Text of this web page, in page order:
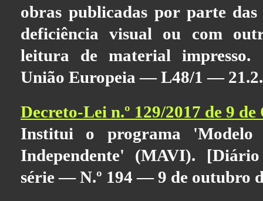
obras publicadas por parte das
deficiência visual ou com
leitura de material
União Europeia — L48/1 —
Decreto-Lei n.º 129/2017 de 9
Institui o programa
Independente' (MAVI).
série — N.º 194 — 9 de outubro